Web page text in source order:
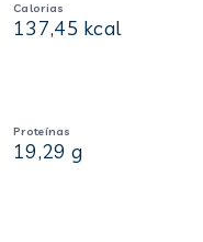
Calorias
137,45 kcal
Proteínas
19,29 g